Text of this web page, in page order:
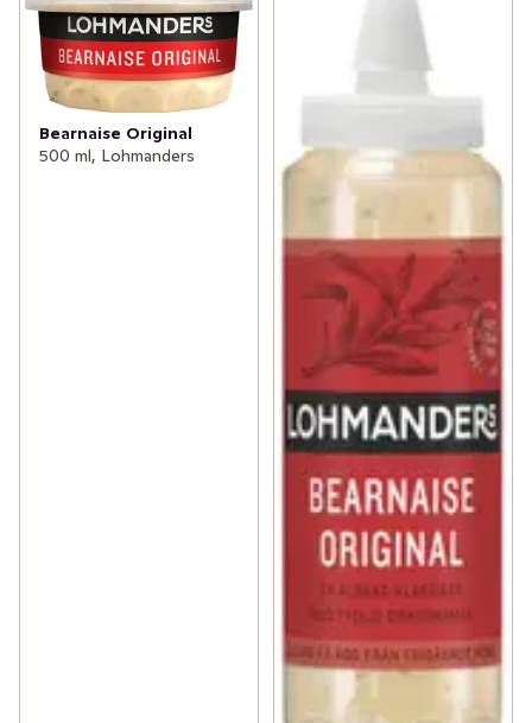
Bearnaise Original
500 ml, Lohmanders